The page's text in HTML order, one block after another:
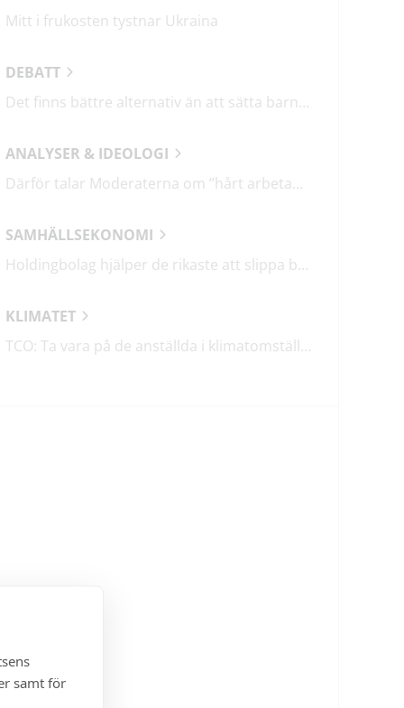
samt för
Mitt i frukosten tystnar Ukraina
DEBATT
Det finns bättre alternativ än att sätta barn i fängelse
ANALYSER & IDEOLOGI
Därför talar Moderaterna om ”hårt arbetande människor”
SAMHÄLLSEKONOMI
Holdingbolag hjälper de rikaste att slippa betala miljarder i skatt
KLIMATET
TCO: Ta vara på de anställda i klimatomställningen